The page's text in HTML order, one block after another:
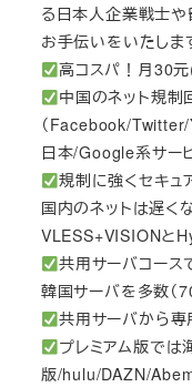
る日本人企業戦士
お手伝いをいたしま
高コスパ！月30
中国のネット規制
（Facebook/
日本/Google系サー
規制に強くセキュ
国内のネットは遅く
VLESS+VISIONと
共用サーバコー
韓国サーバを多数（
共用サーバから専
プレミアム版で
版/hulu/DAZN/